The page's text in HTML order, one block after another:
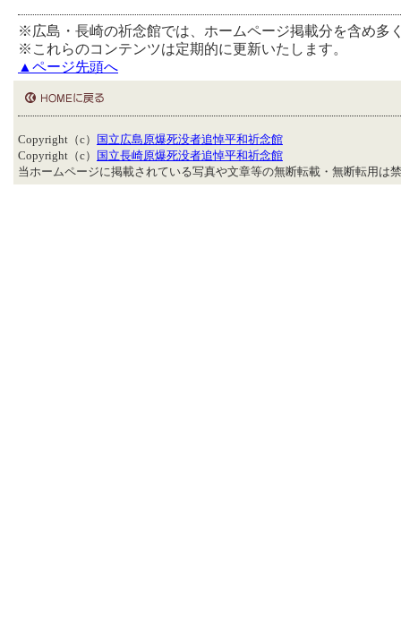
※広島・長崎の祈念館では、ホームページ掲載分を含め多
※これらのコンテンツは定期的に更新いたします。
▲ページ先頭へ
Copyright（c）
国立広島原爆死没者追悼平和祈念館
Copyright（c）
国立長崎原爆死没者追悼平和祈念館
当ホームページに掲載されている写真や文章等の無断転載・無断転用は